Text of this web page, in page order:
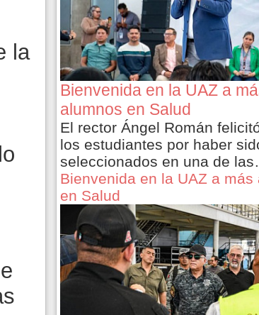
la
Bienvenida en la UAZ a
alumnos en Salud
El rector Ángel Román
los estudiantes por haber
seleccionados en una de
Bienvenida en la UAZ a más
en Salud